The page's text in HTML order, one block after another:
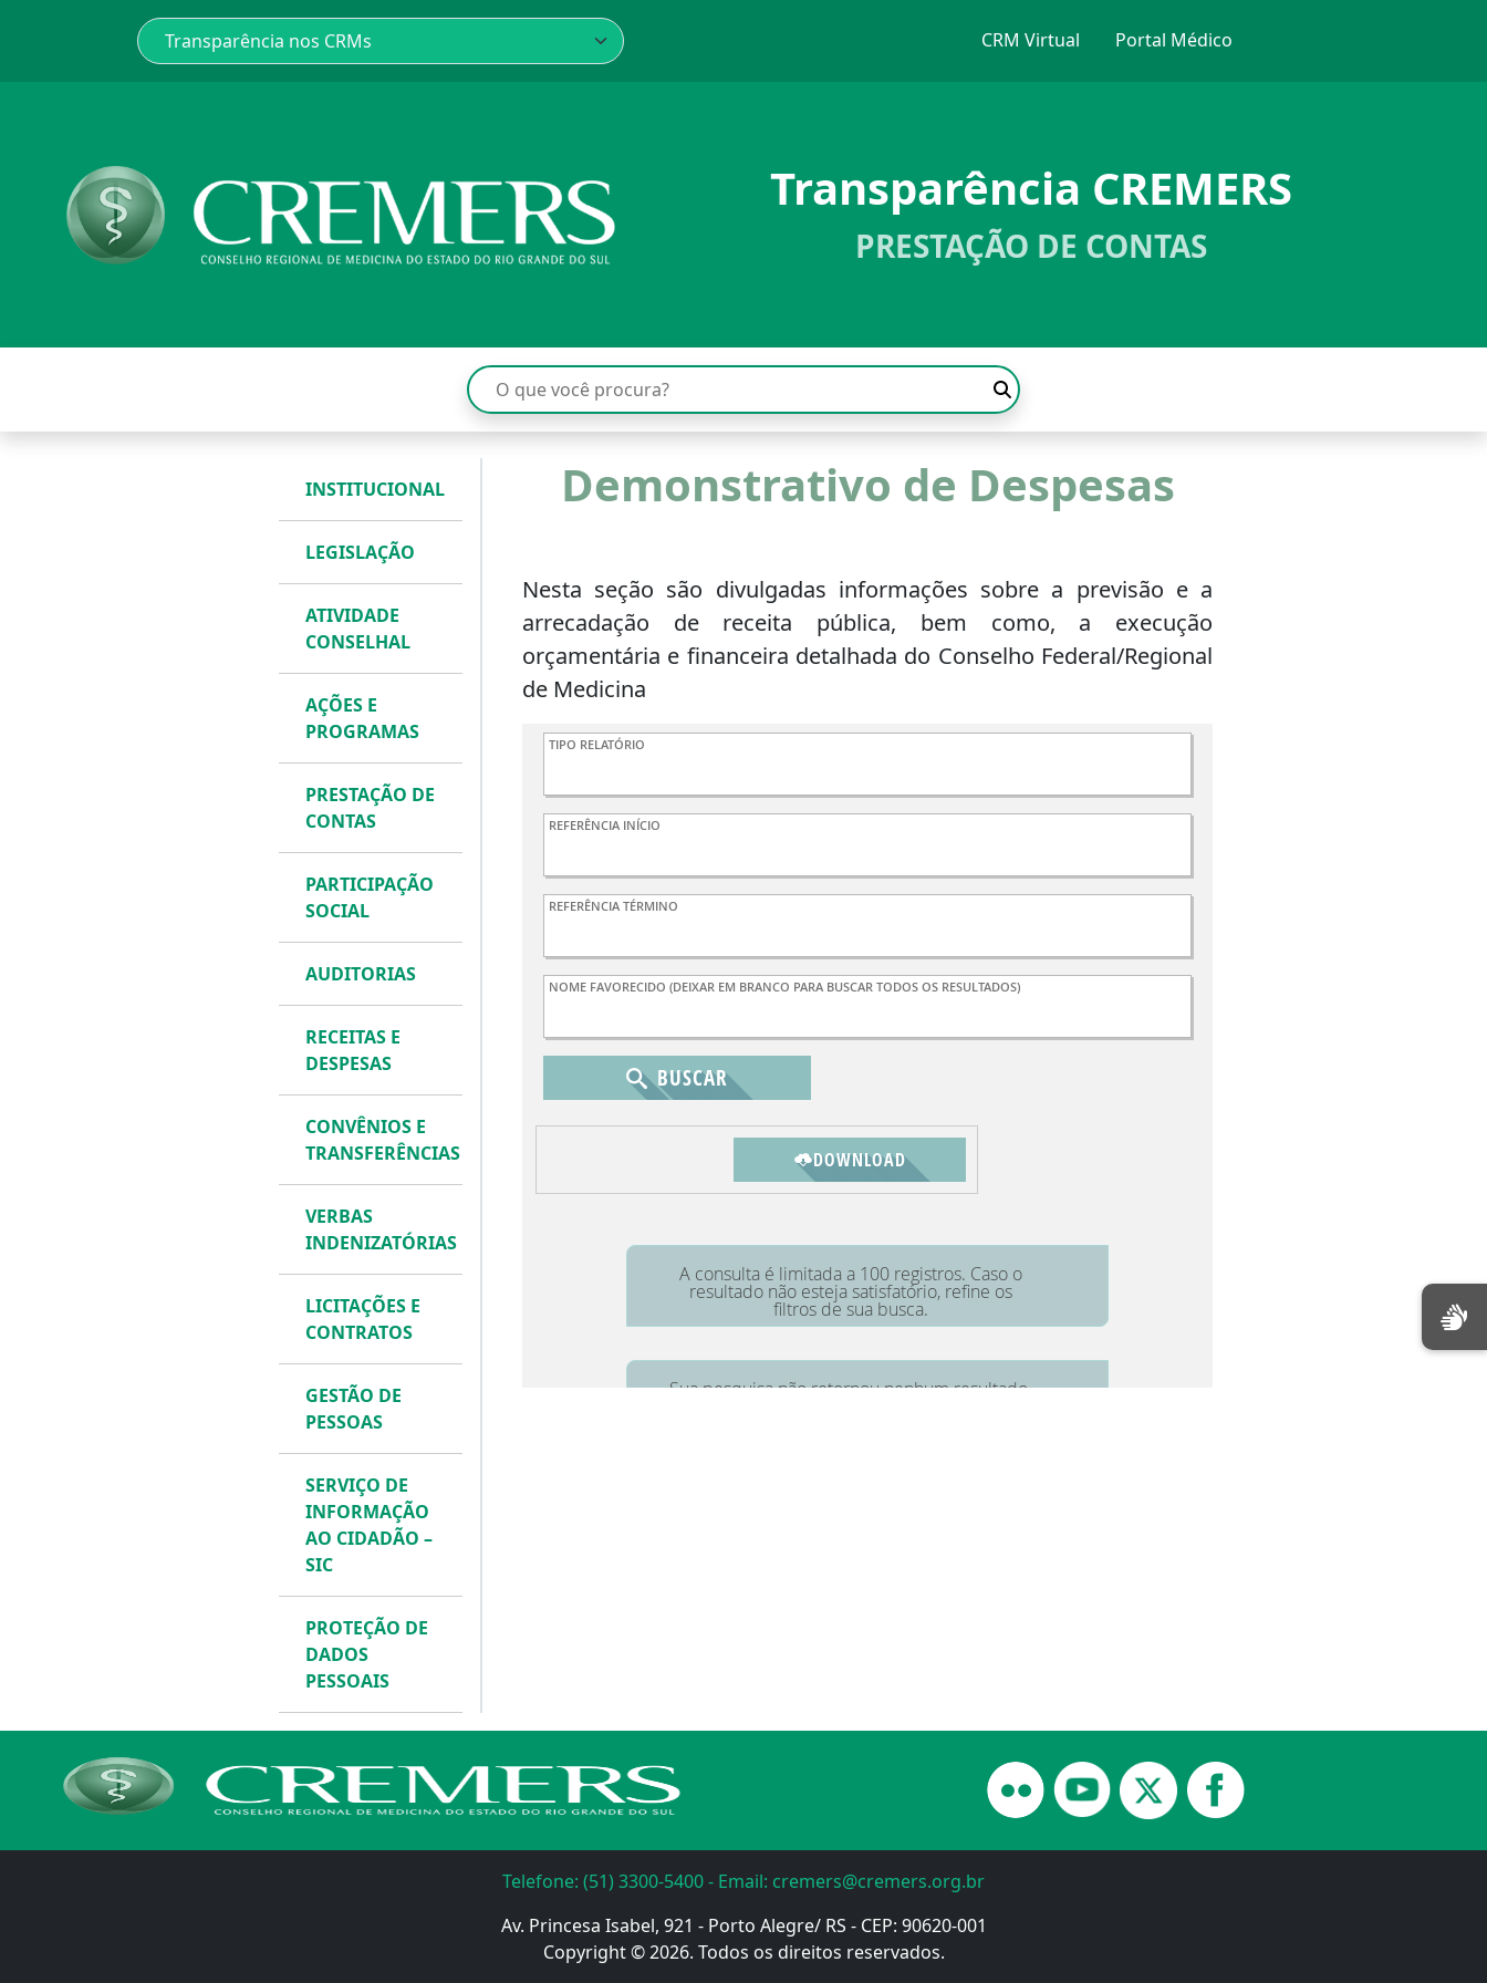
CRM Virtual Portal Médico
Transparência CREMERS
PRESTAÇÃO DE CONTAS
INSTITUCIONAL
LEGISLAÇÃO
ATIVIDADE
CONSELHAL
AÇÕES E
PROGRAMAS
PRESTAÇÃO DE
CONTAS
PARTICIPAÇÃO
SOCIAL
AUDITORIAS
RECEITAS E
DESPESAS
CONVÊNIOS E
TRANSFERÊNCIAS
VERBAS
INDENIZATÓRIAS
LICITAÇÕES E
CONTRATOS
GESTÃO DE
PESSOAS
SERVIÇO DE
INFORMAÇÃO
AO CIDADÃO –
SIC
PROTEÇÃO DE
DADOS
PESSOAIS
Demonstrativo de Despesas
Nesta seção são divulgadas informações sobre a previsão e a
arrecadação de receita pública, bem como, a execução
orçamentária e financeira detalhada do Conselho Federal/Regional
de Medicina
Telefone: (51) 3300-5400 - Email: cremers@cremers.org.br
Av. Princesa Isabel, 921 - Porto Alegre/ RS - CEP: 90620-001
Copyright © 2026. Todos os direitos reservados.